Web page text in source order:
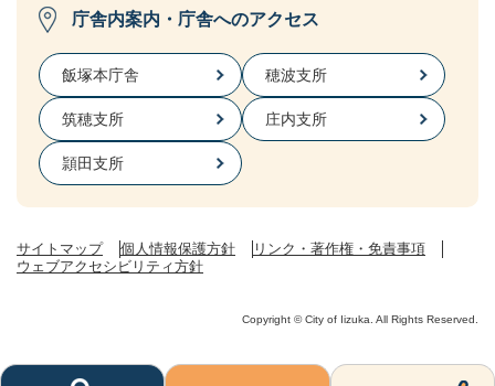
庁舎内案内・庁舎へのアクセス
飯塚本庁舎 穂波支所
筑穂支所 庄内支所
頴田支所
サイトマップ 個人情報保護方針
リンク・著作権・免責事項
ウェブアクセシビリティ方針
Copyright © City of Iizuka. All Rights Reserved.